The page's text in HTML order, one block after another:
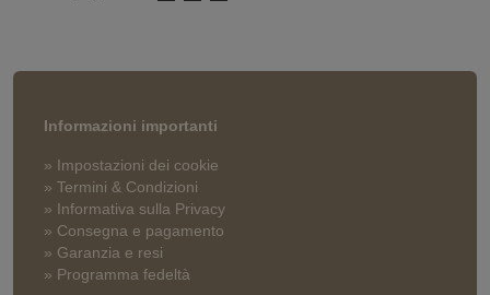
Informazioni importanti
» Impostazioni dei cookie
» Termini & Condizioni
» Informativa sulla Privacy
» Consegna e pagamento
» Garanzia e resi
» Programma fedeltà